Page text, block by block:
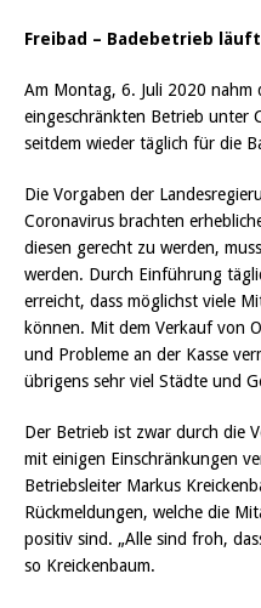
Freibad – Badebetrieb
Am Montag, 6. Juli 2020 nahm
eingeschränkten Betrieb unter
seitdem wieder täglich für die
Die Vorgaben der
Coronavirus brachten
diesen gerecht zu werden,
werden. Durch Einführung
erreicht, dass möglichst viele
können. Mit dem Verkauf von
und Probleme an der Kasse
übrigens sehr viel Städte und
Der Betrieb ist zwar durch die
mit einigen Einschränkungen
Betriebsleiter Markus
Rückmeldungen, welche die
positiv sind. „Alle sind froh,
so Kreickenbaum.